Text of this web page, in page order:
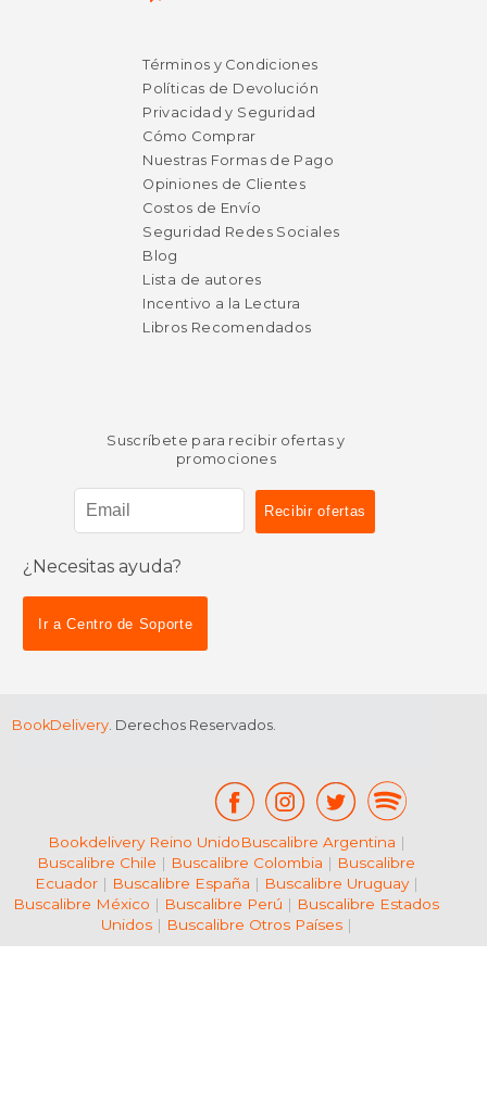
$ 42.99 dcto.
dcto. $ 19.58
Términos y Condiciones
Políticas de Devolución
Privacidad y Seguridad
Cómo Comprar
Nuestras Formas de Pago
Opiniones de Clientes
Costos de Envío
Seguridad Redes Sociales
Blog
Lista de autores
Incentivo a la Lectura
Libros Recomendados
Suscríbete para recibir ofertas y
promociones
¿Necesitas ayuda?
Ir a Centro de Soporte
BookDelivery. Derechos Reservados.
Bookdelivery Reino UnidoBuscalibre Argentina |
Buscalibre Chile | Buscalibre Colombia | Buscalibre
Ecuador| Buscalibre España | Buscalibre Uruguay|
Buscalibre México | Buscalibre Perú | Buscalibre Estados
Unidos| Buscalibre Otros Países|